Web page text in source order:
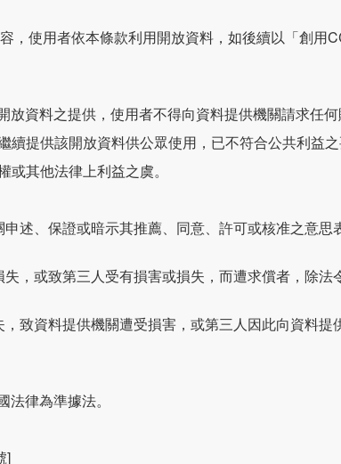
，使用者依本條款利用開放資料，如後續以「創用
資料之提供，使用者不得向資料提供機關請求任何
提供該開放資料供公眾使用，已不符合公共利益之
其他法律上利益之虞。
述、保證或暗示其推薦、同意、許可或核准之意
，或致第三人受有損害或損失，而遭求償者，除
致資料提供機關遭受損害，或第三人因此向資料
律為準據法。
]